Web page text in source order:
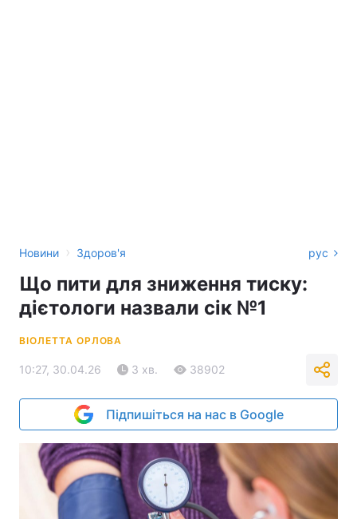
Новини › Здоров'я рус
Що пити для зниження тиску:
дієтологи назвали сік №1
ВІОЛЕТТА ОРЛОВА
10:27, 30.04.26 3 хв. 38902
Підпишіться на нас в Google